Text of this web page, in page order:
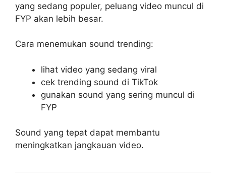
yang sedang populer, peluang video muncul di
FYP akan lebih besar.
Cara menemukan sound trending:
lihat video yang sedang viral
cek trending sound di TikTok
gunakan sound yang sering muncul di
FYP
Sound yang tepat dapat membantu
meningkatkan jangkauan video.